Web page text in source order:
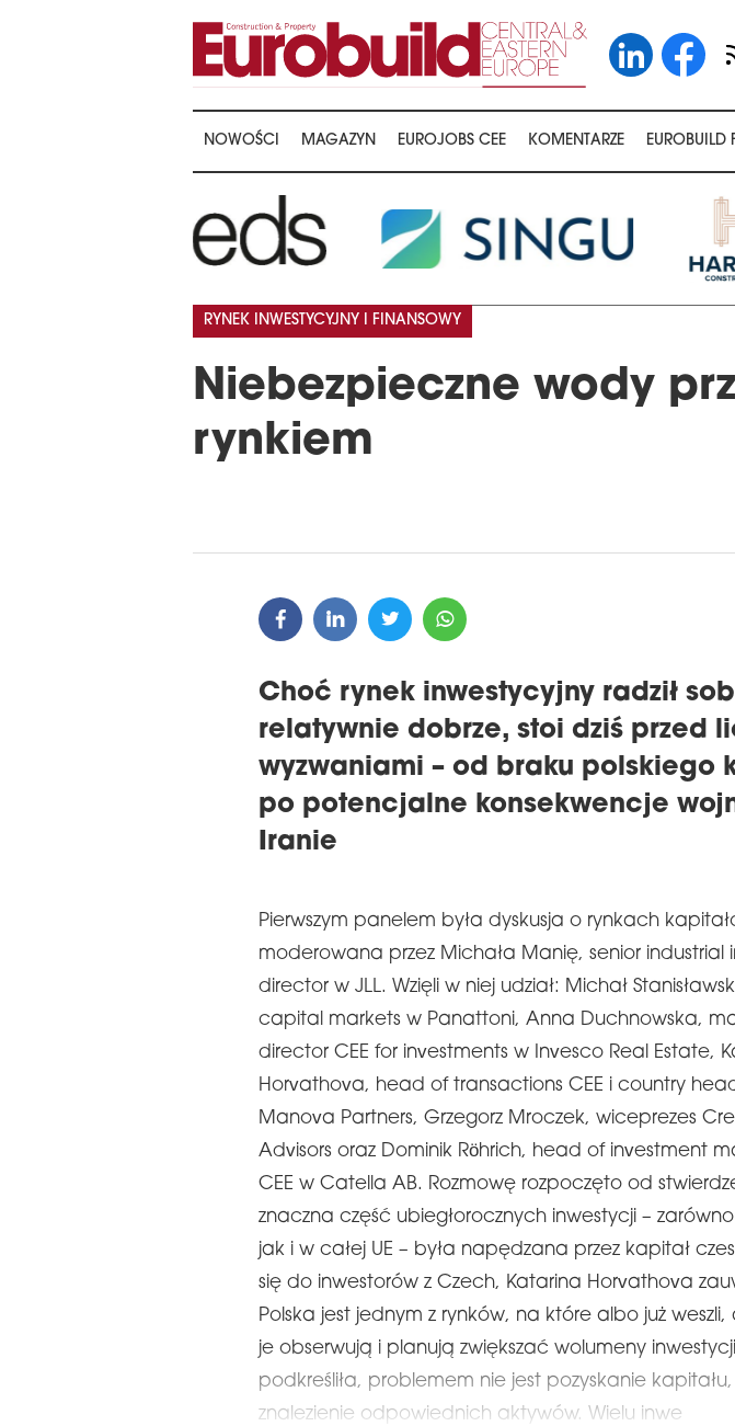
NOWOŚCI MAGAZYN EUROJOBS CEE KOMENTARZE EUROBUILD
Niebezpieczne wody
rynkiem
RYNEK INWESTYCYJNY I FINANSOWY
Choć rynek inwestycyjny radził
relatywnie dobrze, stoi dziś przed
wyzwaniami – od braku polskiego
po potencjalne konsekwencje
Iranie
Pierwszym panelem była dyskusja o rynkach
moderowana przez Michała Manię, senior industrial
director w JLL. Wzięli w niej udział: Michał
capital markets w Panattoni, Anna Duchnowska,
director CEE for investments w Invesco Real Estate,
Horvathova, head of transactions CEE i country
Manova Partners, Grzegorz Mroczek, wiceprezes
Advisors oraz Dominik Röhrich, head of investment
CEE w Catella AB. Rozmowę rozpoczęto od
znaczna część ubiegłorocznych inwestycji –
jak i w całej UE – była napędzana przez kapitał
się do inwestorów z Czech, Katarina Horvathova
Polska jest jednym z rynków, na które albo już
je obserwują i planują zwiększać wolumeny
podkreśliła, problemem nie jest pozyskanie
znalezienie odpowiednich aktywów. Wielu inwe